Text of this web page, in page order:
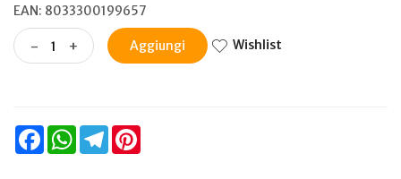
EAN: 8033300199657
- + Aggiungi Wishlist
FacebookWhatsAppTelegram